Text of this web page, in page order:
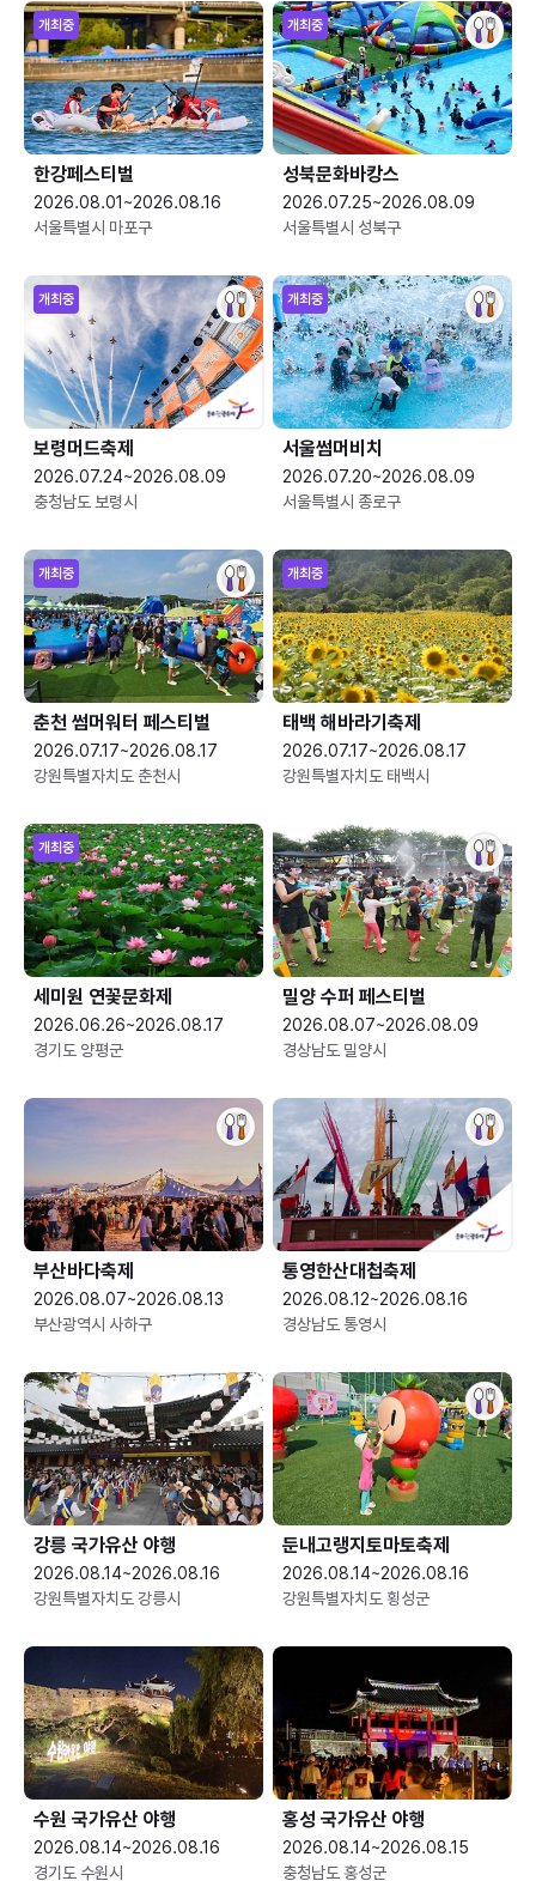
개최중
한강페스티벌
2026.08.01~2026.08.16
서울특별시 마포구
개최중
성북문화바캉스
2026.07.25~2026.08.09
서울특별시 성북구
개최중
보령머드축제
2026.07.24~2026.08.09
충청남도 보령시
개최중
서울썸머비치
2026.07.20~2026.08.09
서울특별시 종로구
개최중
춘천 썸머워터 페스티벌
2026.07.17~2026.08.17
강원특별자치도 춘천시
개최중
태백 해바라기축제
2026.07.17~2026.08.17
강원특별자치도 태백시
개최중
세미원 연꽃문화제
2026.06.26~2026.08.17
경기도 양평군
밀양 수퍼 페스티벌
2026.08.07~2026.08.09
경상남도 밀양시
부산바다축제
2026.08.07~2026.08.13
부산광역시 사하구
통영한산대첩축제
2026.08.12~2026.08.16
경상남도 통영시
강릉 국가유산 야행
2026.08.14~2026.08.16
강원특별자치도 강릉시
둔내고랭지토마토축제
2026.08.14~2026.08.16
강원특별자치도 횡성군
수원 국가유산 야행
2026.08.14~2026.08.16
경기도 수원시
홍성 국가유산 야행
2026.08.14~2026.08.15
충청남도 홍성군